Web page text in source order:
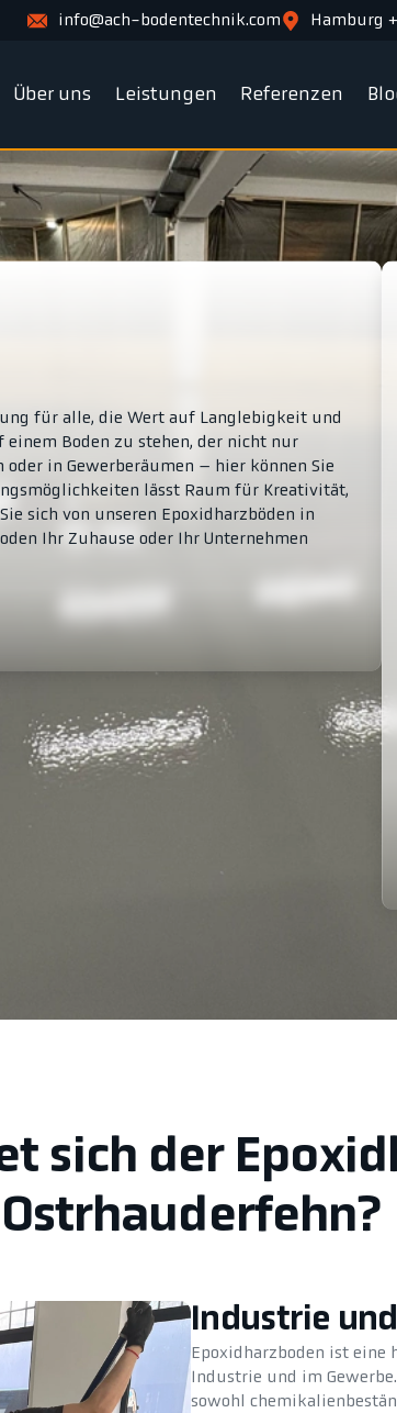
info@ach-bodentechnik.com Hamburg
Über uns Leistungen Referenzen
für alle, die Wert auf Langlebigkeit und
einem Boden zu stehen, der nicht nur
in Gewerberäumen – hier können Sie
lässt Raum für Kreativität,
sich von unseren Epoxidharzböden in
Ihr Zuhause oder Ihr Unternehmen
sich der
Ostrhauderfehn?
Industrie
Epoxidharzboden ist eine
Industrie und im
sowohl